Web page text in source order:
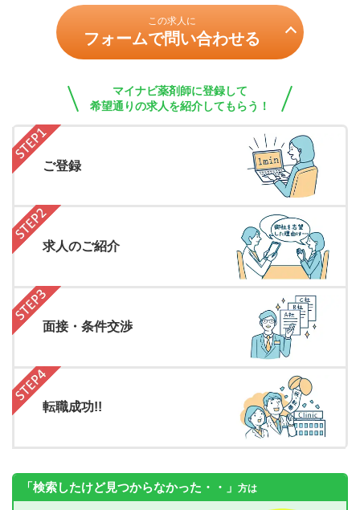
この求人に
フォームで問い合わせる
マイナビ薬剤師に登録して
希望通りの求人を紹介してもらう！
ご登録
求人のご紹介
面接・条件交渉
転職成功!!
「検索したけど見つからなかった・・」 方は